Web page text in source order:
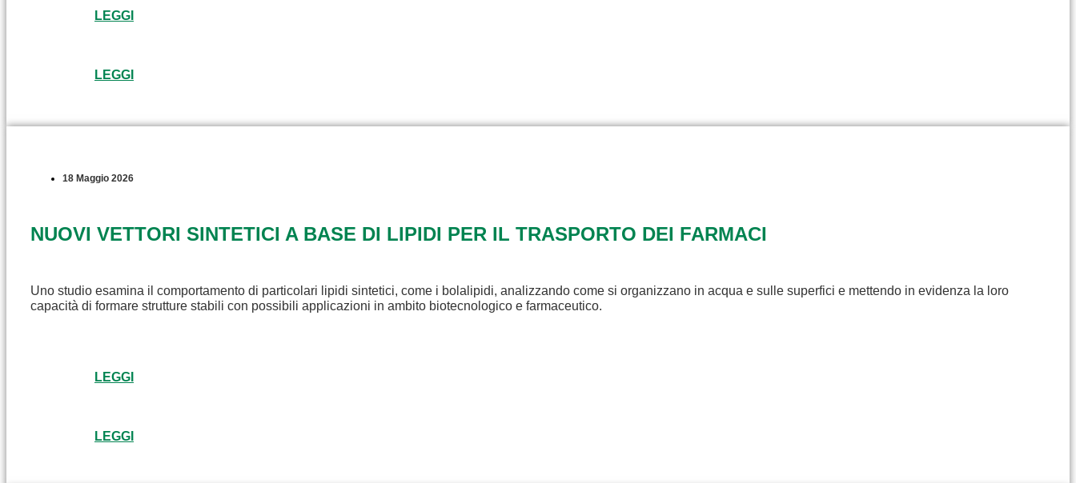
LEGGI
LEGGI
18 Maggio 2026
NUOVI VETTORI SINTETICI A BASE DI LIPIDI PER IL TRASPORTO DEI FARMACI
Uno studio esamina il comportamento di particolari lipidi sintetici, come i bolalipidi, analizzando come si organizzano in acqua e sulle superfici e mettendo in evidenza la loro
capacità di formare strutture stabili con possibili applicazioni in ambito biotecnologico e farmaceutico.
LEGGI
LEGGI